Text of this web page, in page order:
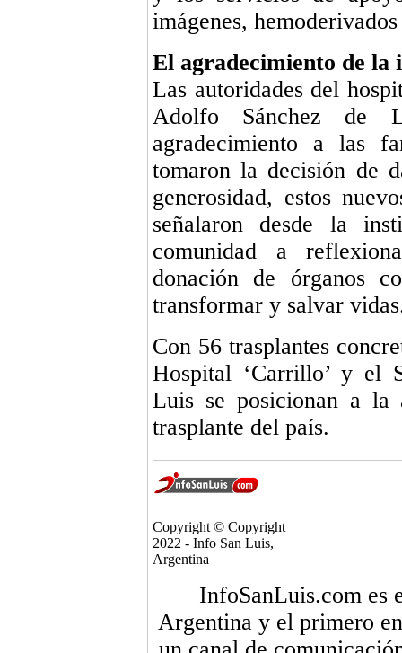
imágenes,
El agradecimiento de la
Las autoridades del
Adolfo Sánchez de
agradecimiento a las
tomaron la decisión de
generosidad, estos
señalaron desde la
comunidad a
donación de órganos
transformar y salvar
Con 56 trasplantes
Hospital ‘Carrillo’ y el
Luis se posicionan a la
trasplante del país.
Copyright © Copyright
2022 - Info San Luis,
Argentina
InfoSanLuis.com es
Argentina y el primero